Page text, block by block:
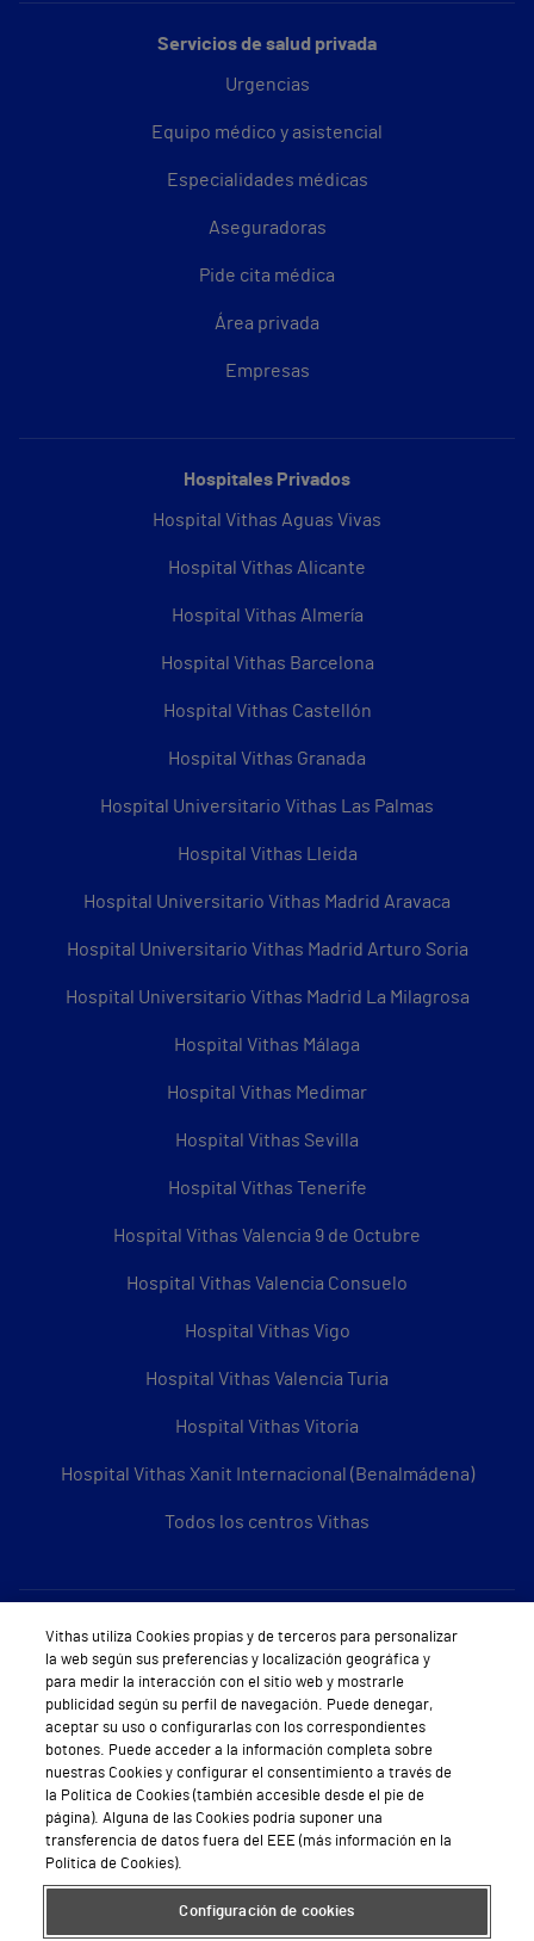
Servicios de salud privada
Urgencias
Equipo médico y asistencial
Especialidades médicas
Aseguradoras
Pide cita médica
Área privada
Empresas
Hospitales Privados
Hospital Vithas Aguas Vivas
Hospital Vithas Alicante
Hospital Vithas Almería
Hospital Vithas Barcelona
Hospital Vithas Castellón
Hospital Vithas Granada
Hospital Universitario Vithas Las Palmas
Hospital Vithas Lleida
Hospital Universitario Vithas Madrid Aravaca
Hospital Universitario Vithas Madrid Arturo Soria
Hospital Universitario Vithas Madrid La Milagrosa
Hospital Vithas Málaga
Hospital Vithas Medimar
Hospital Vithas Sevilla
Hospital Vithas Tenerife
Hospital Vithas Valencia 9 de Octubre
Hospital Vithas Valencia Consuelo
Hospital Vithas Vigo
Hospital Vithas Valencia Turia
Hospital Vithas Vitoria
Hospital Vithas Xanit Internacional (Benalmádena)
Todos los centros Vithas
Sobre Vithas
Quiénes somos
Trabajar en Vithas
Teléfono Cita Médica
Teléfono Atención al Cliente
Política de seguridad y salud en el trabajo
Conoce a Supervita
Vithas utiliza Cookies propias y de terceros para personalizar
la web según sus preferencias y localización geográfica y
para medir la interacción con el sitio web y mostrarle
publicidad según su perfil de navegación. Puede denegar,
aceptar su uso o configurarlas con los correspondientes
botones. Puede acceder a la información completa sobre
nuestras Cookies y configurar el consentimiento a través de
la Política de Cookies (también accesible desde el pie de
página). Alguna de las Cookies podría suponer una
transferencia de datos fuera del EEE (más información en la
Política de Cookies).
Configuración de cookies